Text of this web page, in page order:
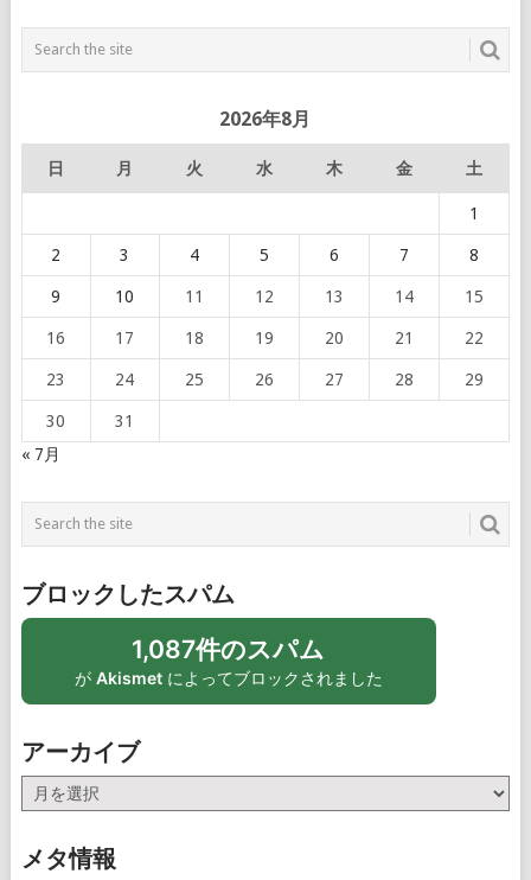
2026年8月
日 月 火 水 木 金 土
1
2 3 4 5 6 7 8
9 10 11 12 13 14 15
16 17 18 19 20 21 22
23 24 25 26 27 28 29
30
31
« 7月
ブロックしたスパム
1,087件のスパム
が Akismetによってブロックされました
アーカイブ
ー
イ
メタ情報